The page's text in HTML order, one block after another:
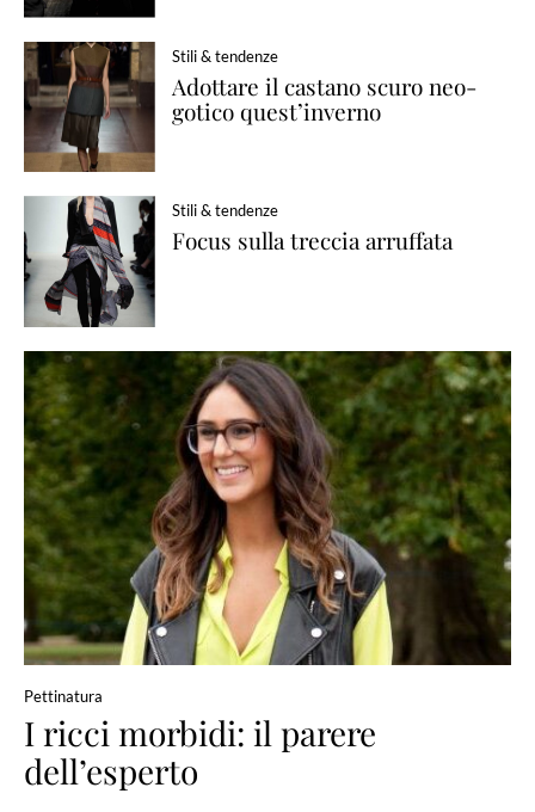
Stili & tendenze
Adottare il castano scuro neo-
gotico quest’inverno
Stili & tendenze
Focus sulla treccia arruffata
Pettinatura
I ricci morbidi: il parere
dell’esperto